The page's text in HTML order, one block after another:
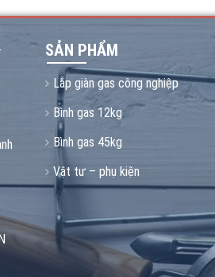
SẢN PHẨM
Lắp giàn gas công nghiệp
Bình gas 12kg
Bình gas 45kg
Vật tư – phụ kiện